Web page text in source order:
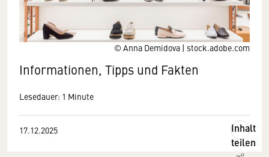
© Anna Demidova | stock.adobe.com
Informationen, Tipps und Fakten
Lesedauer: 1 Minute
17.12.2025
Inhalt
teilen